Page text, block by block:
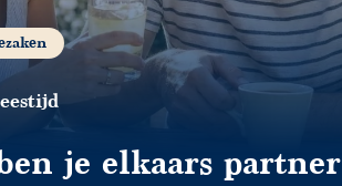
je elkaars partner